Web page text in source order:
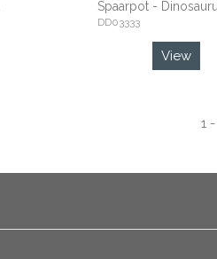
Spaarpot -
DD03333
View
1